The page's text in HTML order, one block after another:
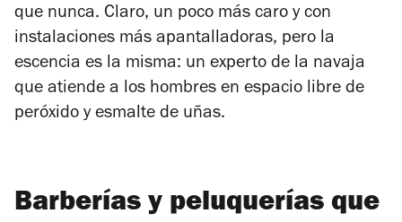
que nunca. Claro, un poco más caro y con
instalaciones más apantalladoras, pero la
escencia es la misma: un experto de la navaja
que atiende a los hombres en espacio libre de
peróxido y esmalte de uñas.
Barberías y peluquerías que